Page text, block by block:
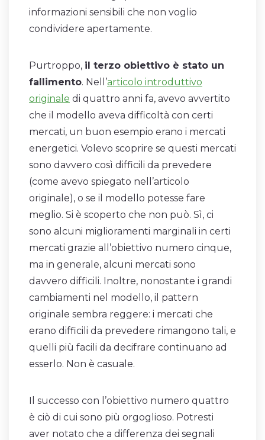
informazioni sensibili che non voglio
condividere apertamente.
Purtroppo, il terzo obiettivo è stato un
fallimento. Nell’articolo introduttivo
originale di quattro anni fa, avevo avvertito
che il modello aveva difficoltà con certi
mercati, un buon esempio erano i mercati
energetici. Volevo scoprire se questi mercati
sono davvero così difficili da prevedere
(come avevo spiegato nell’articolo
originale), o se il modello potesse fare
meglio. Si è scoperto che non può. Sì, ci
sono alcuni miglioramenti marginali in certi
mercati grazie all’obiettivo numero cinque,
ma in generale, alcuni mercati sono
davvero difficili. Inoltre, nonostante i grandi
cambiamenti nel modello, il pattern
originale sembra reggere: i mercati che
erano difficili da prevedere rimangono tali, e
quelli più facili da decifrare continuano ad
esserlo. Non è casuale.
Il successo con l’obiettivo numero quattro
è ciò di cui sono più orgoglioso. Potresti
aver notato che a differenza dei segnali